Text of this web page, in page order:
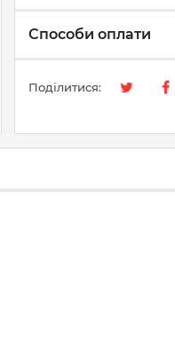
Способи оплати
Поділитися: